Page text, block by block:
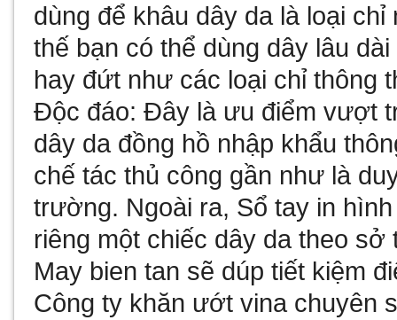
dùng để khâu dây da là loại
thế bạn có thể dùng dây lâu
hay đứt như các loại chỉ thông
Độc đáo: Đây là ưu điểm vượt
dây da đồng hồ nhập khẩu
chế tác thủ công gần như là
trường. Ngoài ra, Sổ tay in
riêng một chiếc dây da theo
May bien tan sẽ dúp tiết kiệm
Công ty khăn ướt vina chuyên